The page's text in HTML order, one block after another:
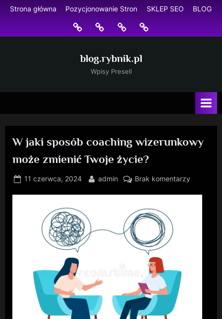
Skip
content
Strona główna Pozycjonowanie Stron SKLEP SEO BLOG
Strona
główna
Pozycjonowanie
Stron
SKLEP
SEO
BLOG
blog.rybnik.pl
Wpisy Presell
W jaki sposób coaching wizerunkowy
może zmienić Twoje życie?
Posted
11 czerwca, 2024 By
admin Brak komentarzydo